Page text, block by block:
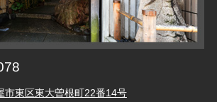
東区東大曽根町22番14号